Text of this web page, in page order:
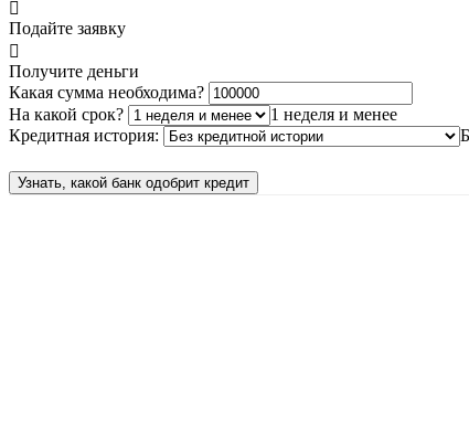
Подайте заявку
Получите деньги
Какая сумма необходима?
На какой срок?
1 неделя и менее
Кредитная история:
Узнать, какой банк одобрит кредит